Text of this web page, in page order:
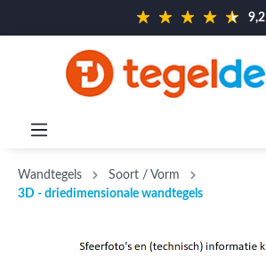
9,2
Wandtegels
Soort / Vorm
3D - driedimensionale wandtegels